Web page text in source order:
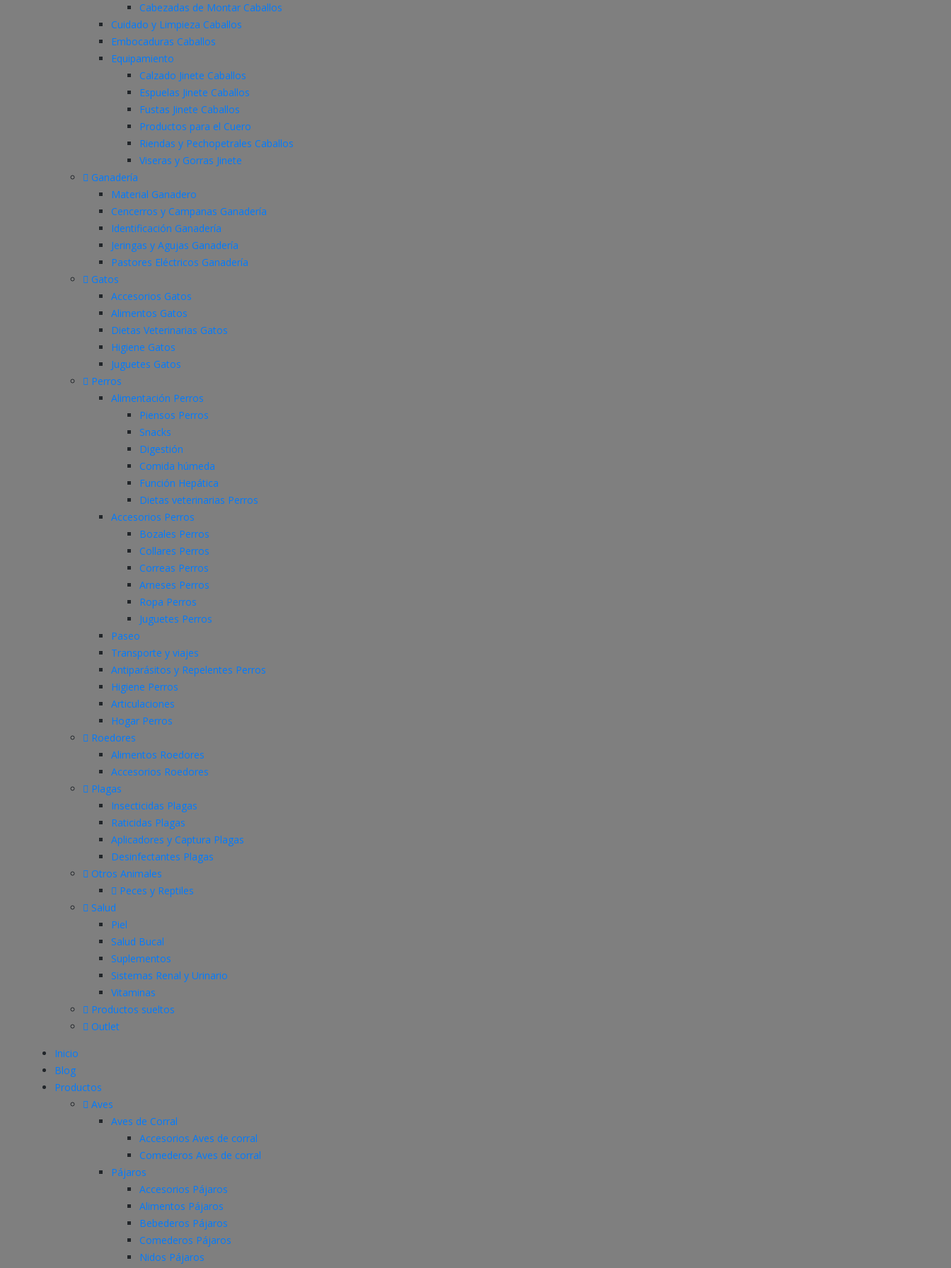
Cabezadas de Montar Caballos
Cuidado y Limpieza Caballos
Embocaduras Caballos
Equipamiento
Calzado Jinete Caballos
Espuelas Jinete Caballos
Fustas Jinete Caballos
Productos para el Cuero
Riendas y Pechopetrales Caballos
Viseras y Gorras Jinete
Ganadería
Material Ganadero
Cencerros y Campanas Ganadería
Identificación Ganadería
Jeringas y Agujas Ganadería
Pastores Eléctricos Ganadería
Gatos
Accesorios Gatos
Alimentos Gatos
Dietas Veterinarias Gatos
Higiene Gatos
Juguetes Gatos
Perros
Alimentación Perros
Piensos Perros
Snacks
Digestión
Comida húmeda
Función Hepática
Dietas veterinarias Perros
Accesorios Perros
Bozales Perros
Collares Perros
Correas Perros
Arneses Perros
Ropa Perros
Juguetes Perros
Paseo
Transporte y viajes
Antiparásitos y Repelentes Perros
Higiene Perros
Articulaciones
Hogar Perros
Roedores
Alimentos Roedores
Accesorios Roedores
Plagas
Insecticidas Plagas
Raticidas Plagas
Aplicadores y Captura Plagas
Desinfectantes Plagas
Otros Animales
Peces y Reptiles
Salud
Piel
Salud Bucal
Suplementos
Sistemas Renal y Urinario
Vitaminas
Productos sueltos
Outlet
Inicio
Blog
Productos
Aves
Aves de Corral
Accesorios Aves de corral
Comederos Aves de corral
Pájaros
Accesorios Pájaros
Alimentos Pájaros
Bebederos Pájaros
Comederos Pájaros
Nidos Pájaros